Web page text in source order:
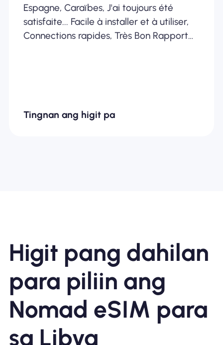
Espagne, Caraïbes, J'ai toujours été
satisfaite... Facile à installer et à utiliser,
Connections rapides, Très Bon Rapport
Tingnan ang higit pa
Higit pang dahilan
para piliin ang
Nomad eSIM para
sa Libya